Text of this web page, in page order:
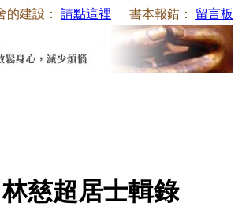
建設： 請點這裡 書本報錯： 留言板
慈超居士輯錄